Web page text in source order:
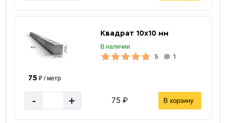
Квадрат 10х10 мм
В наличии
5 1
75 ₽ / метр
- + 75 ₽ В корзину